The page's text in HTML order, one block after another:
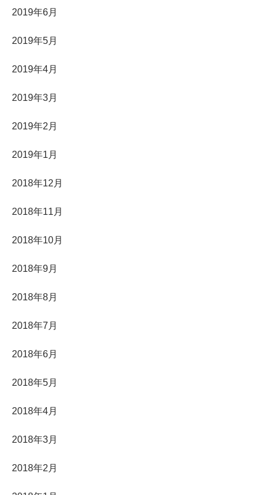
2019年6月
2019年5月
2019年4月
2019年3月
2019年2月
2019年1月
2018年12月
2018年11月
2018年10月
2018年9月
2018年8月
2018年7月
2018年6月
2018年5月
2018年4月
2018年3月
2018年2月